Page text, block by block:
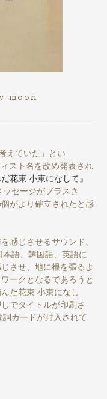
moon
えていた」とい
スト名を改め発表され
だ花束 小束になして』
セージがプラスさ
がより確立されたと感
感じさせるサウンド、
語、韓国語、英語に
させ、地に根を張るよ
ークとなるであろうと
だ花束 小束になし
でタイトルが印刷さ
カードが封入されて